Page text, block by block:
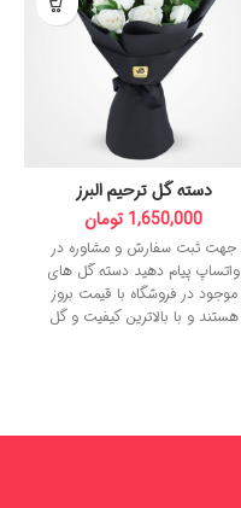
دسته گل ترحیم البرز
1,650,000 تومان
جهت ثبت سفارش و مشاوره در
واتساپ پیام دهید دسته گل های
موجود در فروشگاه با قیمت بروز
هستند و با بالاترین کیفیت و گل